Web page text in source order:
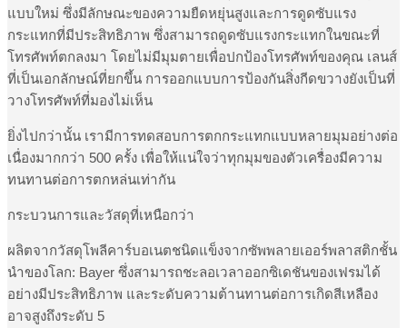
แบบใหม่ ซึ่งมีลักษณะของความยืดหยุ่นสูงและการดูดซับแรง
กระแทกที่มีประสิทธิภาพ ซึ่งสามารถดูดซับแรงกระแทกในขณะที่
โทรศัพท์ตกลงมา โดยไม่มีมุมตายเพื่อปกป้องโทรศัพท์ของคุณ เลนส์
ที่เป็นเอกลักษณ์ที่ยกขึ้น การออกแบบการป้องกันสิ่งกีดขวางยังเป็นที่
วางโทรศัพท์ที่มองไม่เห็น
ยิ่งไปกว่านั้น เรามีการทดสอบการตกกระแทกแบบหลายมุมอย่างต่อ
เนื่องมากกว่า 500 ครั้ง เพื่อให้แน่ใจว่าทุกมุมของตัวเครื่องมีความ
ทนทานต่อการตกหล่นเท่ากัน
กระบวนการและวัสดุที่เหนือกว่า
ผลิตจากวัสดุโพลีคาร์บอเนตชนิดแข็งจากซัพพลายเออร์พลาสติกชั้น
นำของโลก: Bayer ซึ่งสามารถชะลอเวลาออกซิเดชันของเฟรมได้
อย่างมีประสิทธิภาพ และระดับความต้านทานต่อการเกิดสีเหลือง
อาจสูงถึงระดับ 5